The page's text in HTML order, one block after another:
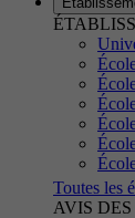
Toutes les
AVIS